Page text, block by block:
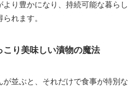
より豊かになり、持続可能な暮らし
れます。
こり美味しい漬物の魔法
が並ぶと、それだけで食事が特別な